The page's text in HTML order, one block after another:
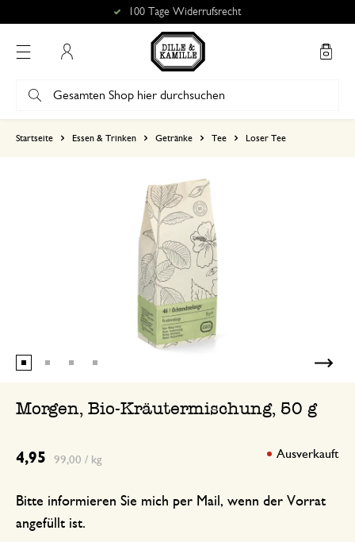
100 Tage Widerrufsrecht
Startseite Essen & Trinken Getränke Tee Loser Tee
Morgen, Bio-Kräutermischung, 50 g
4,95 99,00 / kg
Bitte informieren Sie mich per Mail, wenn der Vorrat
angefüllt ist.
Ausverkauft